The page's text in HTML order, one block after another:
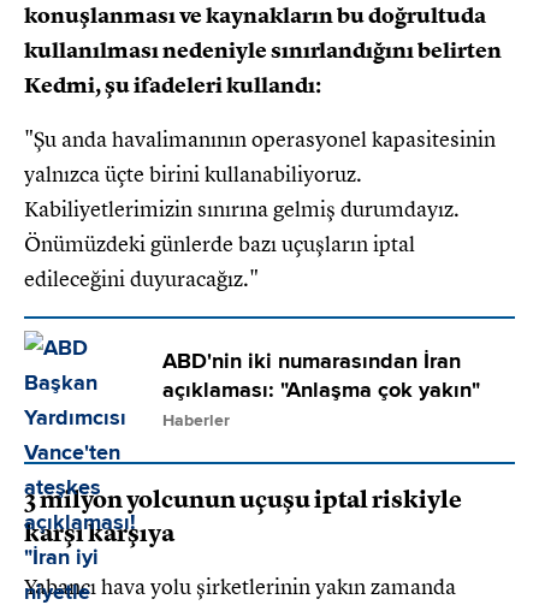
konuşlanması ve kaynakların bu doğrultuda
kullanılması nedeniyle sınırlandığını belirten
Kedmi, şu ifadeleri kullandı:
"Şu anda havalimanının operasyonel kapasitesinin
yalnızca üçte birini kullanabiliyoruz.
Kabiliyetlerimizin sınırına gelmiş durumdayız.
Önümüzdeki günlerde bazı uçuşların iptal
edileceğini duyuracağız."
ABD'nin iki numarasından İran
açıklaması: "Anlaşma çok yakın"
Haberler
3 milyon yolcunun uçuşu iptal riskiyle
karşı karşıya
Yabancı hava yolu şirketlerinin yakın zamanda